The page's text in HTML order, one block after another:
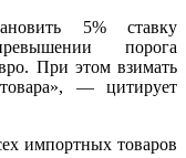
5% ставку
порога
При этом взимать
— цитирует
импортных товаров